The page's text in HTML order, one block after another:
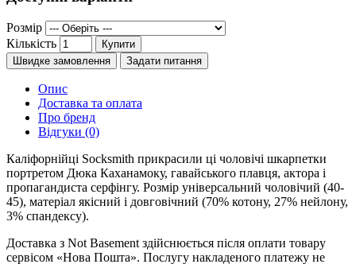
Розмір
Кількість
Купити
Швидке замовлення
Задати питання
Опис
Доставка та оплата
Про бренд
Відгуки (0)
Каліфорнійці Socksmith прикрасили ці чоловічі шкарпетки
портретом Дюка Каханамоку, гавайського плавця, актора і
пропагандиста серфінгу. Розмір універсальний чоловічий (40-
45), матеріал якісний і довговічний (70% котону, 27% нейлону,
3% спандексу).
Доставка з Not Basement здійснюється після оплати товару
сервісом «Нова Пошта». Послугу накладеного платежу не